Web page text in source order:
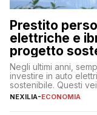
Prestito
elettriche e
progetto
Negli ultimi anni,
investire in auto
sostenibile. Questi
offrono vantaggi
NEXILIA-ECONOMIA